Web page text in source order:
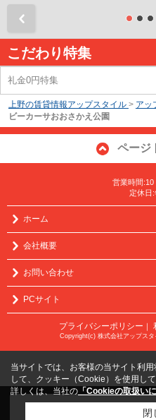
こだわり特集
礼金0円特集
上野の賃貸情報アップスタイル > アッ
ビーカーサおおさかえ公園
ページ
営業時間:10
定休日
ホーム
会社概要
お問い合わせ
PCサイト
プライバシーポリシー
Copyright(c) 株式会社アップス
こちらの物件をご覧の
当サイトでは、お客様の当サイト利
して、クッキー（Cookie）を使用して
詳しくは、当社の 「Cookieの取扱い
閉